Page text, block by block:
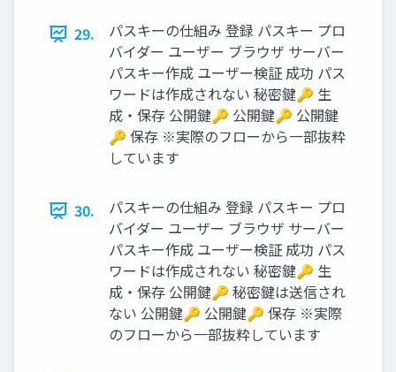
29.
パスキーの仕組み 登録 パスキー プロ
バイダー ユーザー ブラウザ サーバー
パスキー作成 ユーザー検証 成功 パス
ワードは作成されない 秘密鍵🔑 生
成・保存 公開鍵🔑 公開鍵🔑 公開鍵
🔑 保存 ※実際のフローから一部抜粋
しています
30.
パスキーの仕組み 登録 パスキー プロ
バイダー ユーザー ブラウザ サーバー
パスキー作成 ユーザー検証 成功 パス
ワードは作成されない 秘密鍵🔑 生
成・保存 公開鍵🔑 秘密鍵は送信され
ない 公開鍵🔑 公開鍵🔑 保存 ※実際
のフローから一部抜粋しています